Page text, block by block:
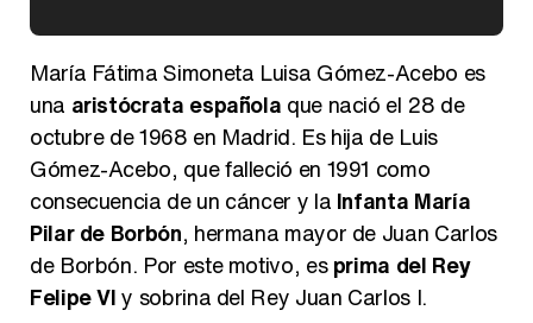
María Fátima Simoneta Luisa Gómez-Acebo es
una aristócrata española que nació el 28 de
octubre de 1968 en Madrid. Es hija de Luis
Gómez-Acebo, que falleció en 1991 como
consecuencia de un cáncer y la Infanta María
Pilar de Borbón, hermana mayor de Juan Carlos
de Borbón. Por este motivo, esprima del Rey
Felipe VIy sobrina del Rey Juan Carlos I.